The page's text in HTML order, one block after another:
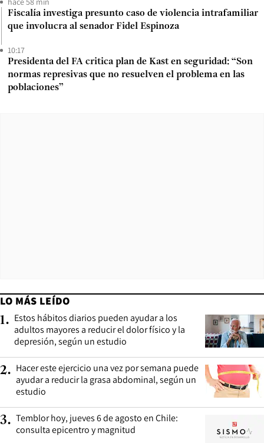
Fiscalía investiga presunto caso de violencia intrafamiliar
que involucra al senador Fidel Espinoza
10:17
Presidenta del FA critica plan de Kast en seguridad: “Son
normas represivas que no resuelven el problema en las
poblaciones”
LO MÁS LEÍDO
1. Estos hábitos diarios pueden ayudar a los
adultos mayores a reducir el dolor físico y la
depresión, según un estudio
2. Hacer este ejercicio una vez por semana puede
ayudar a reducir la grasa abdominal, según un
estudio
3. Temblor hoy, jueves 6 de agosto en Chile:
consulta epicentro y magnitud